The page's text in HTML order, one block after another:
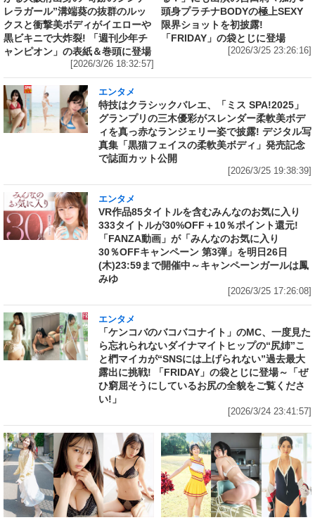
レラガール”溝端葵の抜群のルッ
クスと衝撃美ボディがイエローや
黒ビキニで大炸裂! 「週刊少年チ
ャンピオン」の表紙＆巻頭に登場
[2026/3/26 18:32:57]
頭身プラチナBODYの極上SEXY
限界ショットを初披露!
「FRIDAY」の袋とじに登場
[2026/3/25 23:26:16]
エンタメ
特技はクラシックバレエ、「ミス SPA!2025」
グランプリの三木優彩がスレンダー柔軟美ボデ
ィを真っ赤なランジェリー姿で披露! デジタル写
真集「黒猫フェイスの柔軟美ボディ」発売記念
で誌面カット公開
[2026/3/25 19:38:39]
エンタメ
VR作品85タイトルを含むみんなのお気に入り
333タイトルが30%OFF＋10％ポイント還元!
「FANZA動画」が「みんなのお気に入り
30％OFFキャンペーン 第3弾」を明日26日
(木)23:59まで開催中～キャンペーンガールは鳳
みゆ
[2026/3/25 17:26:08]
エンタメ
「ケンコバのバコバコナイト」のMC、一度見た
ら忘れられないダイナマイトヒップの“尻姉”こ
と椚マイカが“SNSには上げられない”過去最大
露出に挑戦! 「FRIDAY」の袋とじに登場～「ぜ
ひ窮屈そうにしているお尻の全貌をご覧くださ
い!」
[2026/3/24 23:41:57]